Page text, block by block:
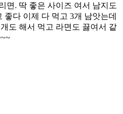
면. 딱 좋은 사이즈 여서 남지도
다 이제 다 먹고 3개 남앗는데
도 해서 먹고 라면도 끓여서 같